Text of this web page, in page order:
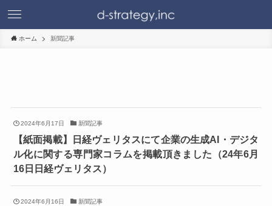
ホーム 新聞記事
2024年6月17日 新聞記事
【紙面掲載】日経ヴェリタスにて企業の生成AI・デジタ
ル化に関する専門家コラムを掲載頂きました（24年6月
16日日経ヴェリタス）
2024年6月16日 新聞記事